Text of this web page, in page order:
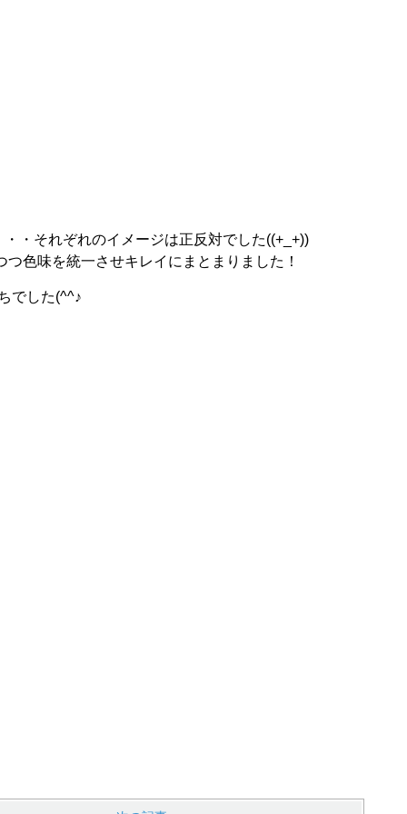
・それぞれのイメージは正反対でした((+_+))
色味を統一させキレイにまとまりました！
でした(^^♪